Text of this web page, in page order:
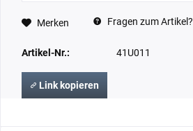
Merken Fragen zum Artikel?
Artikel-Nr.: 41U011
Link kopieren